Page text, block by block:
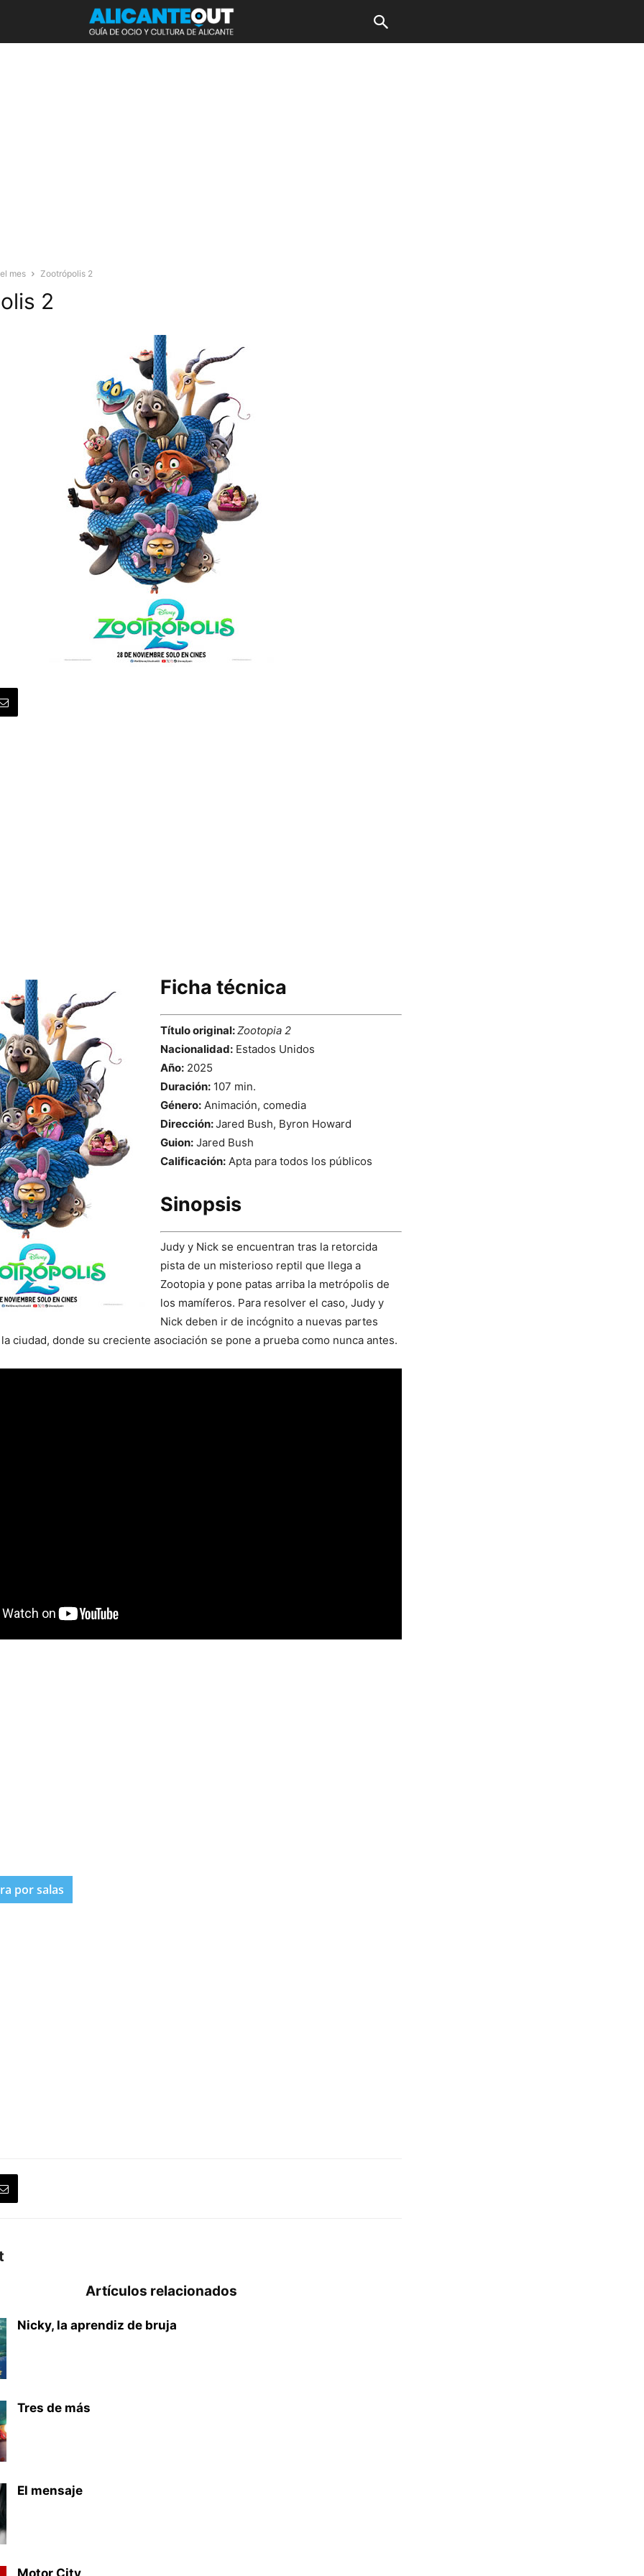
mes Zootrópolis 2
2
Ficha técnica
Título original:Zootopia 2
Nacionalidad: Estados Unidos
Año: 2025
Duración: 107 min.
Género: Animación, comedia
Dirección:Jared Bush, Byron Howard
Guion: Jared Bush
Calificación: Apta para todos los públicos
Sinopsis
Judy y Nick se encuentran tras la retorcida
pista de un misterioso reptil que llega a
Zootopia y pone patas arriba la metrópolis de
los mamíferos. Para resolver el caso, Judy y
Nick deben ir de incógnito a nuevas partes
ciudad, donde su creciente asociación se pone a prueba como nunca antes.
por salas
Artículos relacionados
Nicky, la aprendiz de bruja
Tres de más
El mensaje
Motor City